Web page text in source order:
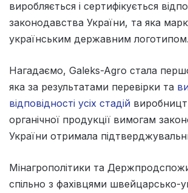
виробляється і сертифікується
законодавства України, та яка
українським державним логотипом.
Нагадаємо, Galeks-Agro стала
яка за результатами перевірки та
відповідності усіх стадій
органічної продукції вимогам
України отримала
Мінагрополітики та
спільно з фахівцями швейцарсько-